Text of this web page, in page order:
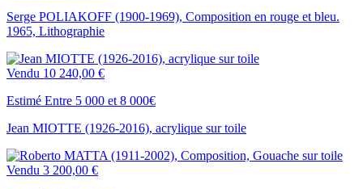
Serge POLIAKOFF (1900-1969), Composition en rouge et bleu.
1965, Lithographie
Vendu 10 240,00 €
Estimé Entre 5 000 et 8 000€
Jean MIOTTE (1926-2016), acrylique sur toile
Vendu 3 200,00 €